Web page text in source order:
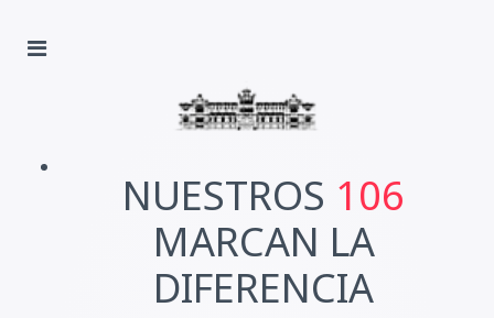
NUESTROS 106
MARCAN LA
DIFERENCIA